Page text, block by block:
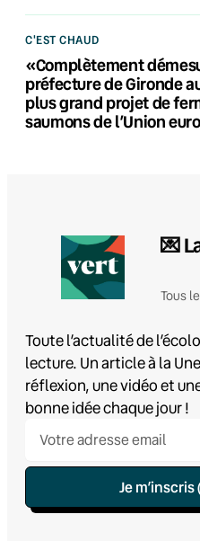
C'EST CHAUD
«Complètement
préfecture de Gironde
plus grand projet de
saumons de l’Union
💌
Tous
Toute l’actualité de
lecture. Un article à la
réflexion, une vidéo et
bonne idée chaque jour !
Je m’inscris